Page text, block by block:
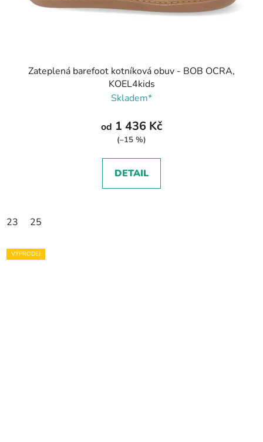
Zateplená barefoot kotníková obuv - BOB OCRA,
KOEL4kids
Skladem*
od 1 436 Kč
(–15 %)
DETAIL
23 25
VÝPRODEJ